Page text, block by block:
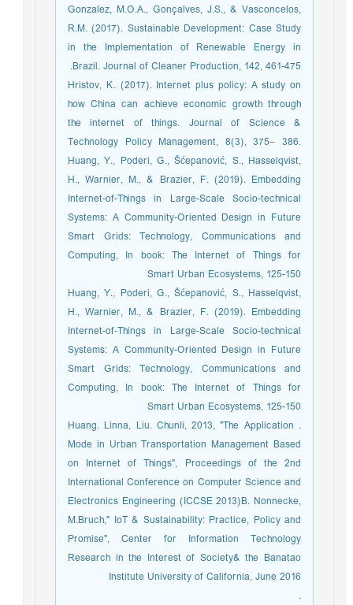
Gonzalez, M.O.A., Gonçalves, J.S., & Vasconcelos,
R.M. (2017). Sustainable Development: Case Study
in the Implementation of Renewable Energy in
Brazil. Journal of Cleaner Production, 142, 461-475.
Hristov, K. (2017). Internet plus policy: A study on
how China can achieve economic growth through
the internet of things. Journal of Science &
Technology Policy Management, 8(3), 375– 386.
Huang, Y., Poderi, G., Šćepanović, S., Hasselqvist,
H., Warnier, M., & Brazier, F. (2019). Embedding
Internet-of-Things in Large-Scale Socio-technical
Systems: A Community-Oriented Design in Future
Smart Grids: Technology, Communications and
Computing, In book: The Internet of Things for
Smart Urban Ecosystems, 125-150
Huang, Y., Poderi, G., Šćepanović, S., Hasselqvist,
H., Warnier, M., & Brazier, F. (2019). Embedding
Internet-of-Things in Large-Scale Socio-technical
Systems: A Community-Oriented Design in Future
Smart Grids: Technology, Communications and
Computing, In book: The Internet of Things for
Smart Urban Ecosystems, 125-150
. Huang. Linna, Liu. Chunli, 2013, "The Application
Mode in Urban Transportation Management Based
on Internet of Things", Proceedings of the 2nd
International Conference on Computer Science and
Electronics Engineering (ICCSE 2013)B. Nonnecke,
M.Bruch," IoT & Sustainability: Practice, Policy and
Promise", Center for Information Technology
Research in the Interest of Society& the Banatao
Institute University of California, June 2016